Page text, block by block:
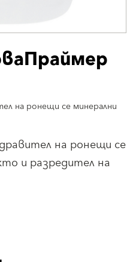
на ронещи се минерални
на ронещи се
и разредител на